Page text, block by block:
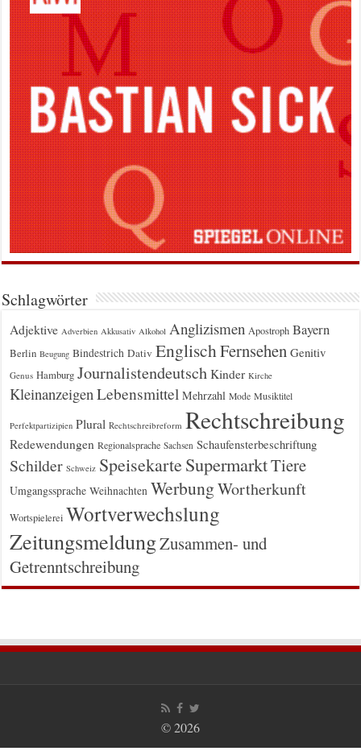
Schlagwörter
Adjektive Adverbien Akkusativ Alkohol Anglizismen Apostroph Bayern
Berlin Beugung Bindestrich Dativ EnglischFernsehen Genitiv
Genus Hamburg Journalistendeutsch Kinder Kirche
KleinanzeigenLebensmittel Mehrzahl Mode Musiktitel
Perfektpartizipien Plural Rechtschreibreform Rechtschreibung
Redewendungen Regionalsprache Sachsen Schaufensterbeschriftung
Schilder Schweiz Speisekarte SupermarktTiere
Umgangssprache Weihnachten WerbungWortherkunft
Wortspielerei Wortverwechslung
ZeitungsmeldungZusammen- und
Getrenntschreibung
© 2026